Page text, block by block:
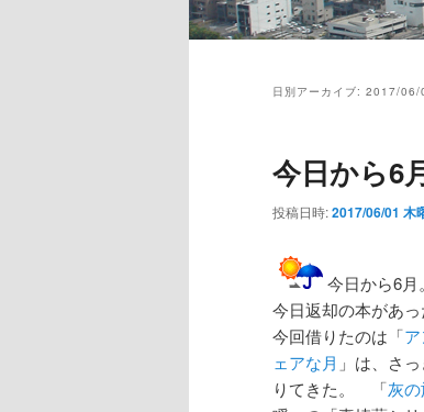
日別アーカイブ: 2017/06/
今日から6
投稿日時:2017/06/01 木
今日から6
今日返却の本があっ
今回借りたのは「
ェアな月 」は、さ
りてきた。 「灰